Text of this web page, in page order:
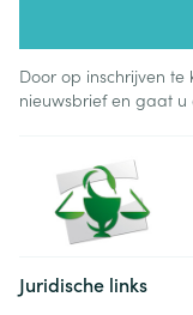
Door op inschrijven te
nieuwsbrief en gaat
Juridische links